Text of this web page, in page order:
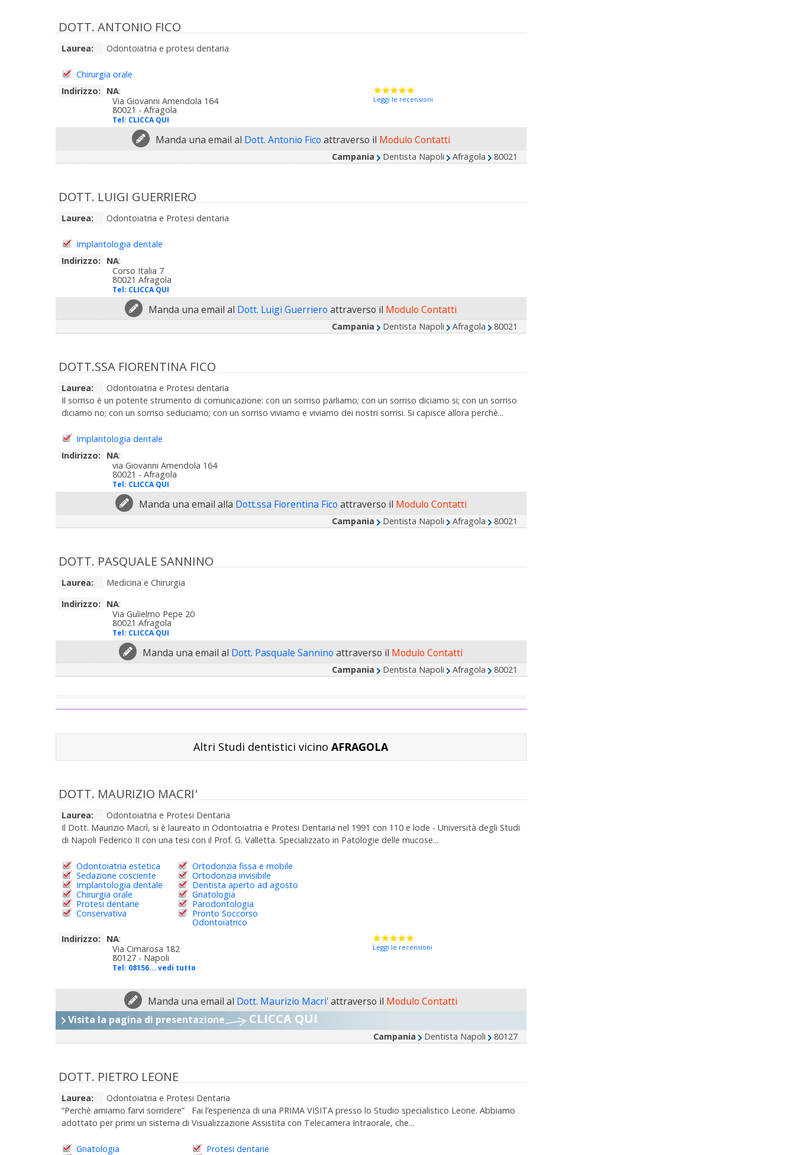
DOTT. ANTONIO FICO
Laurea: Odontoiatria e protesi dentaria
Chirurgia orale
Indirizzo:
NA:
Via Giovanni Amendola 164
80021 - Afragola
Tel: CLICCA QUI
Leggi le recensioni
Manda una email al Dott. Antonio Fico attraverso il Modulo Contatti
Campania Dentista Napoli Afragola 80021
DOTT. LUIGI GUERRIERO
Laurea: Odontoiatria e Protesi dentaria
Implantologia dentale
Indirizzo:
NA:
Corso Italia 7
80021 Afragola
Tel: CLICCA QUI
Manda una email al Dott. Luigi Guerriero attraverso il Modulo Contatti
Campania Dentista Napoli Afragola 80021
DOTT.SSA FIORENTINA FICO
Laurea:
Odontoiatria e Protesi dentaria
Il sorriso è un potente strumento di comunicazione: con un sorriso parliamo; con un sorriso diciamo si; con un sorriso
diciamo no; con un sorriso seduciamo; con un sorriso viviamo e viviamo dei nostri sorrisi. Si capisce allora perchè...
Implantologia dentale
Indirizzo:
NA:
via Giovanni Amendola 164
80021 - Afragola
Tel: CLICCA QUI
Manda una email alla Dott.ssa Fiorentina Fico attraverso il Modulo Contatti
Campania Dentista Napoli Afragola 80021
DOTT. PASQUALE SANNINO
Laurea:
Medicina e Chirurgia
Indirizzo:
NA:
Via Gulielmo Pepe 20
80021 Afragola
Tel: CLICCA QUI
Manda una email al Dott. Pasquale Sannino attraverso il Modulo Contatti
Campania Dentista Napoli Afragola 80021
Altri Studi dentistici vicinoAFRAGOLA
DOTT. MAURIZIO MACRI'
Laurea:
Odontoiatria e Protesi Dentaria
Il Dott. Maurizio Macrì, si è laureato in Odontoiatria e Protesi Dentaria nel 1991 con 110 e lode - Università degli Studi
di Napoli Federico II con una tesi con il Prof. G. Valletta. Specializzato in Patologie delle mucose...
Odontoiatria estetica
Sedazione cosciente
Implantologia dentale
Chirurgia orale
Protesi dentarie
Conservativa
Ortodonzia fissa e mobile
Ortodonzia invisibile
Dentista aperto ad agosto
Gnatologia
Parodontologia
Pronto Soccorso
Odontoiatrico
Indirizzo:
NA:
Via Cimarosa 182
80127 - Napoli
Tel: 08156... vedi tutto
Leggi le recensioni
Manda una email al Dott. Maurizio Macri'attraverso il Modulo Contatti
Visita la pagina di presentazione
CLICCA QUI
Campania Dentista Napoli 80127
DOTT. PIETRO LEONE
Laurea:
Odontoiatria e Protesi Dentaria
“Perchè amiamo farvi sorridere” Fai l’esperienza di una PRIMA VISITA presso lo Studio specialistico Leone. Abbiamo
adottato per primi un sistema di Visualizzazione Assistita con Telecamera Intraorale, che...
Gnatologia
Protesi dentarie